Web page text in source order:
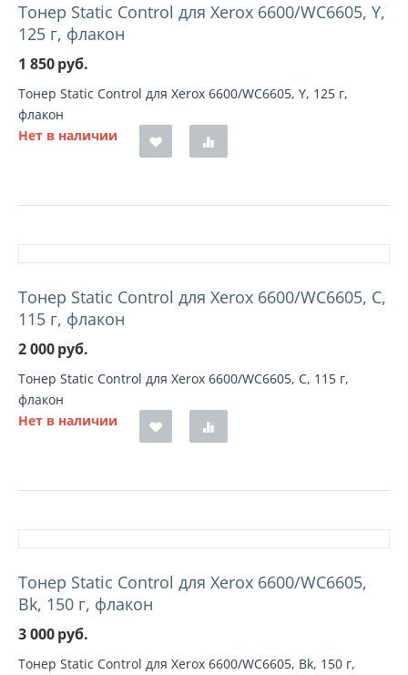
Тонер Static Control для Xerox 6600/WC6605, Y,
125 г, флакон
1 850руб.
Тонер Static Control для Xerox 6600/WC6605, Y, 125 г,
флакон
Нет в наличии
Тонер Static Control для Xerox 6600/WC6605, C,
115 г, флакон
2 000руб.
Тонер Static Control для Xerox 6600/WC6605, C, 115 г,
флакон
Нет в наличии
Тонер Static Control для Xerox 6600/WC6605,
Bk, 150 г, флакон
3 000руб.
Тонер Static Control для Xerox 6600/WC6605, Bk, 150 г,